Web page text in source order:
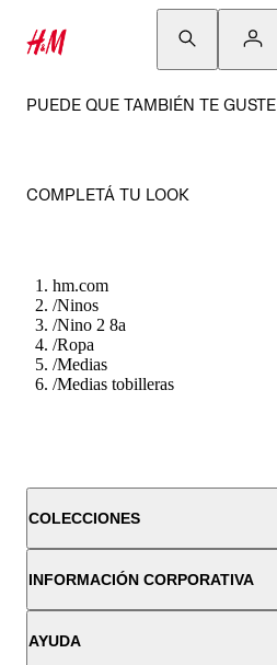
PUEDE QUE TAMBIÉN TE GUSTE
COMPLETÁ TU LOOK
hm.com
/Ninos
/Nino 2 8a
/Ropa
/Medias
/Medias tobilleras
COLECCIONES
INFORMACIÓN CORPORATIVA
AYUDA